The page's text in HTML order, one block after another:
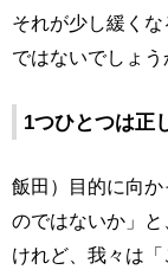
それが少し緩く
ではないでしょう
1つひとつは正
飯田）目的に向
のではないか」
けれど、我々は